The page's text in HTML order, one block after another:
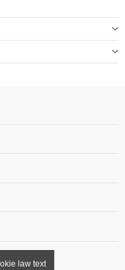
law text